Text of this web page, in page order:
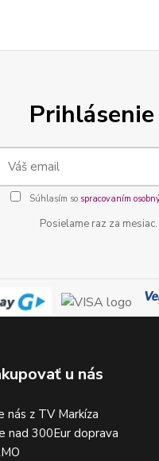
Súhlasím so spracovaním
Posielame raz za
u nás
nás z TV Markíza
nad 300Eur doprava